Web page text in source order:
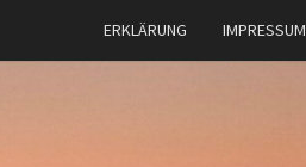
ERKLÄRUNG IMPRESSUM